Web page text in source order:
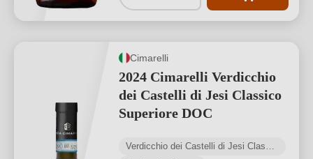
Cimarelli
2024 Cimarelli Verdicchio
dei Castelli di Jesi Classico
Superiore DOC
Verdicchio dei Castelli di Jesi Classico DOC